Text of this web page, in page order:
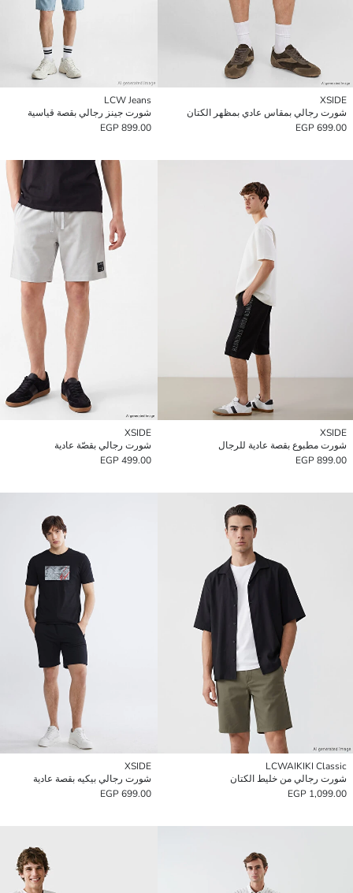
XSIDE
شورت رجالي بمقاس عادي بمظهر الكتان
699.00 EGP
LCW Jeans
شورت جينز رجالي بقصة قياسية
899.00 EGP
XSIDE
شورت مطبوع بقصة عادية للرجال
899.00 EGP
XSIDE
شورت رجالي بقصّة عادية
499.00 EGP
LCWAIKIKI Classic
شورت رجالي من خليط الكتان
1,099.00 EGP
XSIDE
شورت رجالي بيكيه بقصة عادية
699.00 EGP